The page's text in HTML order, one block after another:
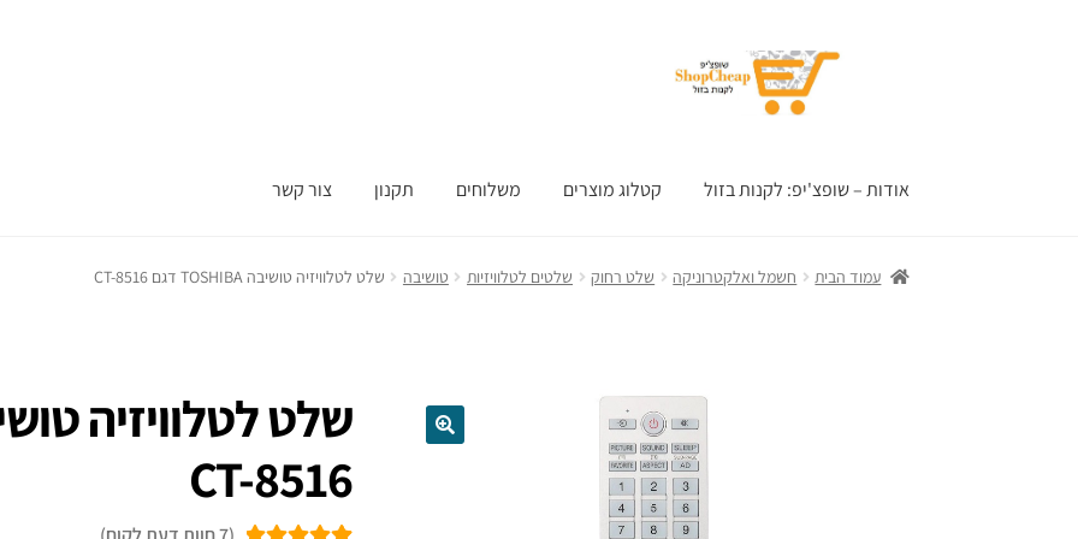
אודות – שופצ'יפ: לקנות בזול קטלוג מוצרים משלוחים תקנון צור קשר
עמוד הבית חשמל ואלקטרוניקה שלט רחוק שלטים לטלוויזיות טושיבה שלט לטלוויזיה טושיבה TOSHIBA דגם CT-8516
CT-8516